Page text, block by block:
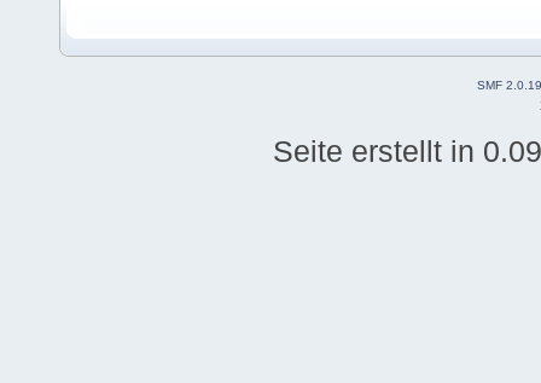
SMF 2.0.19
Seite erstellt in